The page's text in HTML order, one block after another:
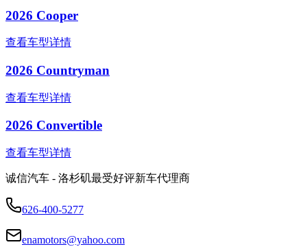
2026 Cooper
查看车型详情
2026 Countryman
查看车型详情
2026 Convertible
查看车型详情
诚信汽车 - 洛杉矶最受好评新车代理商
626-400-5277
enamotors@yahoo.com